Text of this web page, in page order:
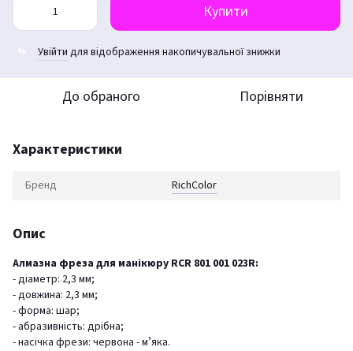
Купити
Увійти для відображення накопичувальної знижки
До обраного Порівняти
Характеристики
Бренд RichСolor
Опис
Алмазна фреза для манікюру RCR 801 001 023R:
- діаметр: 2,3 мм;
- довжина: 2,3 мм;
- форма: шар;
- абразивність: дрібна;
- насічка фрези: червона - мʼяка.